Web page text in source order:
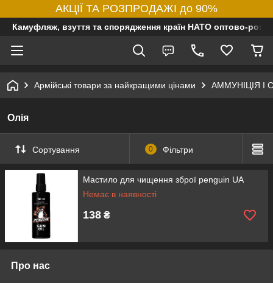
АКЦІЇ ТА РОЗПРОДАЖІ до 90%
Камуфляж, взуття та спорядження країн НАТО оптово-
Армійські товари за найкращими цінами АММУНІЦІЯ І
Олія
Сортування 0 Фільтри
Мастило для чищення зброї penguin UA
Немає в наявності
138 ₴
Про нас